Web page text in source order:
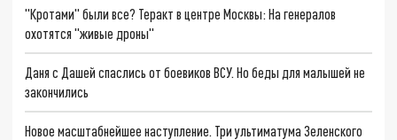
"Кротами" были все? Теракт в центре Москвы: На генералов
охотятся "живые дроны"
Даня с Дашей спаслись от боевиков ВСУ. Но беды для малышей не
закончились
Новое масштабнейшее наступление. Три ультиматума Зеленского